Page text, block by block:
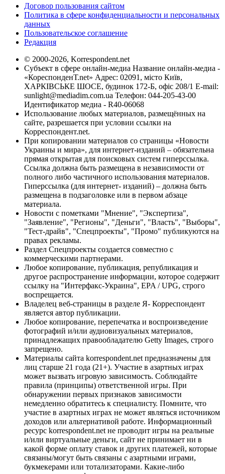
Договор пользования сайтом
Политика в сфере конфиденциальности и персональных
данных
Пользовательское соглашение
Редакция
© 2000-2026, Korrespondent.net
Субъект в сфере онлайн-медиа Название онлайн-медиа -
«КореспонденТ.net» Адрес: 02091, місто Київ,
ХАРКІВСЬКЕ ШОСЕ, будинок 172-Б, офіс 208/1 E-mail:
sunlight@mediadim.com.ua Телефон: 044-205-43-00
Идентификатор медиа - R40-06068
Использование любых материалов, размещённых на
сайте, разрешается при условии ссылки на
Корреспондент.net.
При копировании материалов со страницы «Новости
Украины и мира», для интернет-изданий – обязательна
прямая открытая для поисковых систем гиперссылка.
Ссылка должна быть размещена в независимости от
полного либо частичного использования материалов.
Гиперссылка (для интернет- изданий) – должна быть
размещена в подзаголовке или в первом абзаце
материала.
Новости с пометками "Мнение", "Экспертиза",
"Заявление", "Регионы", "Деньги", "Власть", "Выборы",
"Тест-драйв", "Спецпроекты", "Промо" публикуются на
правах рекламы.
Раздел Спецпроекты создается совместно с
коммерческими партнерами.
Любое копирование, публикация, републикация и
другое распространение информации, которое содержит
ссылку на "Интерфакс-Украина", EPA / UPG, строго
воспрещается.
Владелец веб-страницы в разделе Я- Корреспондент
является автор публикации.
Любое копирование, перепечатка и воспроизведение
фотографий и/или аудиовизуальных материалов,
принадлежащих правообладателю Getty Images, строго
запрещено.
Материалы сайта korrespondent.net предназначены для
лиц старше 21 года (21+). Участие в азартных играх
может вызвать игровую зависимость. Соблюдайте
правила (принципы) ответственной игры. При
обнаружении первых признаков зависимости
немедленно обратитесь к специалисту. Помните, что
участие в азартных играх не может являться источником
доходов или альтернативой работе. Информационный
ресурс korrespondent.net не проводит игры на реальные
и/или виртуальные деньги, сайт не принимает ни в
какой форме оплату ставок и других платежей, которые
связаны/могут быть связаны с азартными играми,
букмекерами или тотализаторами. Какие-либо